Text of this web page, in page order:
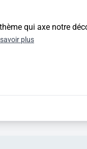
qui axe notre
plus